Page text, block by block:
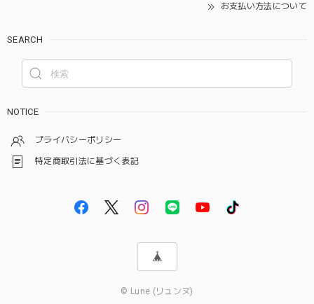
お支払い方法について
SEARCH
NOTICE
プライバシーポリシー
特定商取引法に基づく表記
© Lune (リュンヌ)